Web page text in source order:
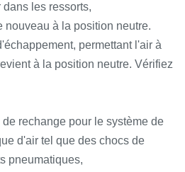
les ressorts,
nouveau à la position neutre.
permettant l'air à
à la position neutre. Vérifiez
rechange pour le système de
d'air tel que des chocs de
pneumatiques,